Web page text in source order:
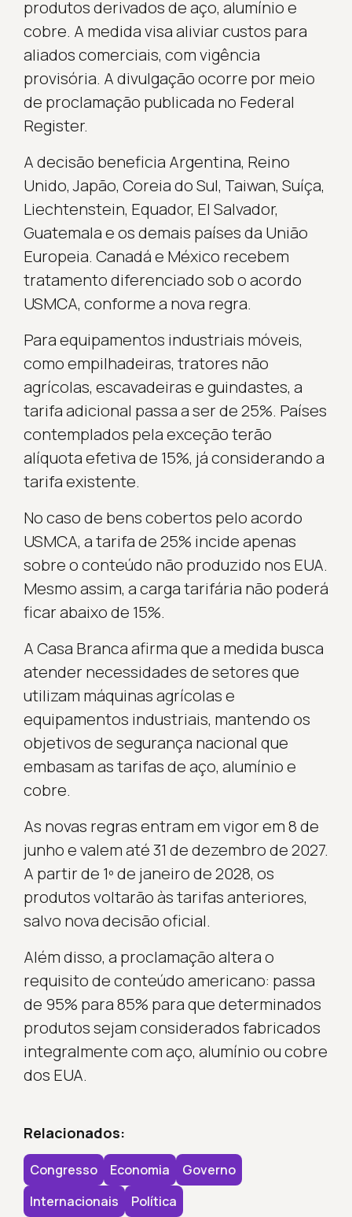
produtos derivados de aço, alumínio e
cobre. A medida visa aliviar custos para
aliados comerciais, com vigência
provisória. A divulgação ocorre por meio
de proclamação publicada no Federal
Register.
A decisão beneficia Argentina, Reino
Unido, Japão, Coreia do Sul, Taiwan, Suíça,
Liechtenstein, Equador, El Salvador,
Guatemala e os demais países da União
Europeia. Canadá e México recebem
tratamento diferenciado sob o acordo
USMCA, conforme a nova regra.
Para equipamentos industriais móveis,
como empilhadeiras, tratores não
agrícolas, escavadeiras e guindastes, a
tarifa adicional passa a ser de 25%. Países
contemplados pela exceção terão
alíquota efetiva de 15%, já considerando a
tarifa existente.
No caso de bens cobertos pelo acordo
USMCA, a tarifa de 25% incide apenas
sobre o conteúdo não produzido nos EUA.
Mesmo assim, a carga tarifária não poderá
ficar abaixo de 15%.
A Casa Branca afirma que a medida busca
atender necessidades de setores que
utilizam máquinas agrícolas e
equipamentos industriais, mantendo os
objetivos de segurança nacional que
embasam as tarifas de aço, alumínio e
cobre.
As novas regras entram em vigor em 8 de
junho e valem até 31 de dezembro de 2027.
A partir de 1º de janeiro de 2028, os
produtos voltarão às tarifas anteriores,
salvo nova decisão oficial.
Além disso, a proclamação altera o
requisito de conteúdo americano: passa
de 95% para 85% para que determinados
produtos sejam considerados fabricados
integralmente com aço, alumínio ou cobre
dos EUA.
Relacionados:
Congresso Economia
Governo
Internacionais
Política